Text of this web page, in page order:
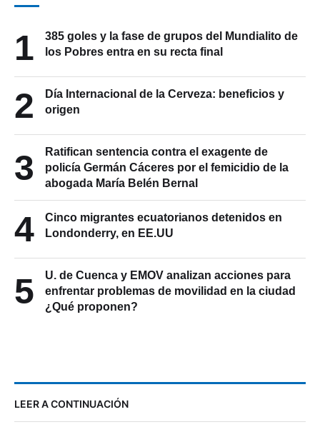
1
385 goles y la fase de grupos del Mundialito de
los Pobres entra en su recta final
2
Día Internacional de la Cerveza: beneficios y
origen
3
Ratifican sentencia contra el exagente de
policía Germán Cáceres por el femicidio de la
abogada María Belén Bernal
4
Cinco migrantes ecuatorianos detenidos en
Londonderry, en EE.UU
5
U. de Cuenca y EMOV analizan acciones para
enfrentar problemas de movilidad en la ciudad
¿Qué proponen?
LEER A CONTINUACIÓN